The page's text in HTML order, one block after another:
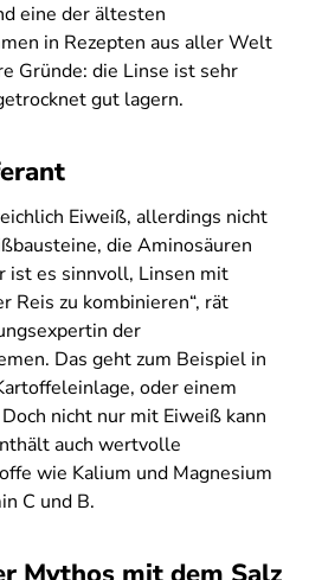
eine der ältesten
in Rezepten aus aller Welt
Gründe: die Linse ist sehr
gut lagern.
Eiweiß, allerdings nicht
die Aminosäuren
ist es sinnvoll, Linsen mit
Reis zu kombinieren“, rät
der
Das geht zum Beispiel in
oder einem
nicht nur mit Eiweiß kann
auch wertvolle
wie Kalium und Magnesium
C und B.